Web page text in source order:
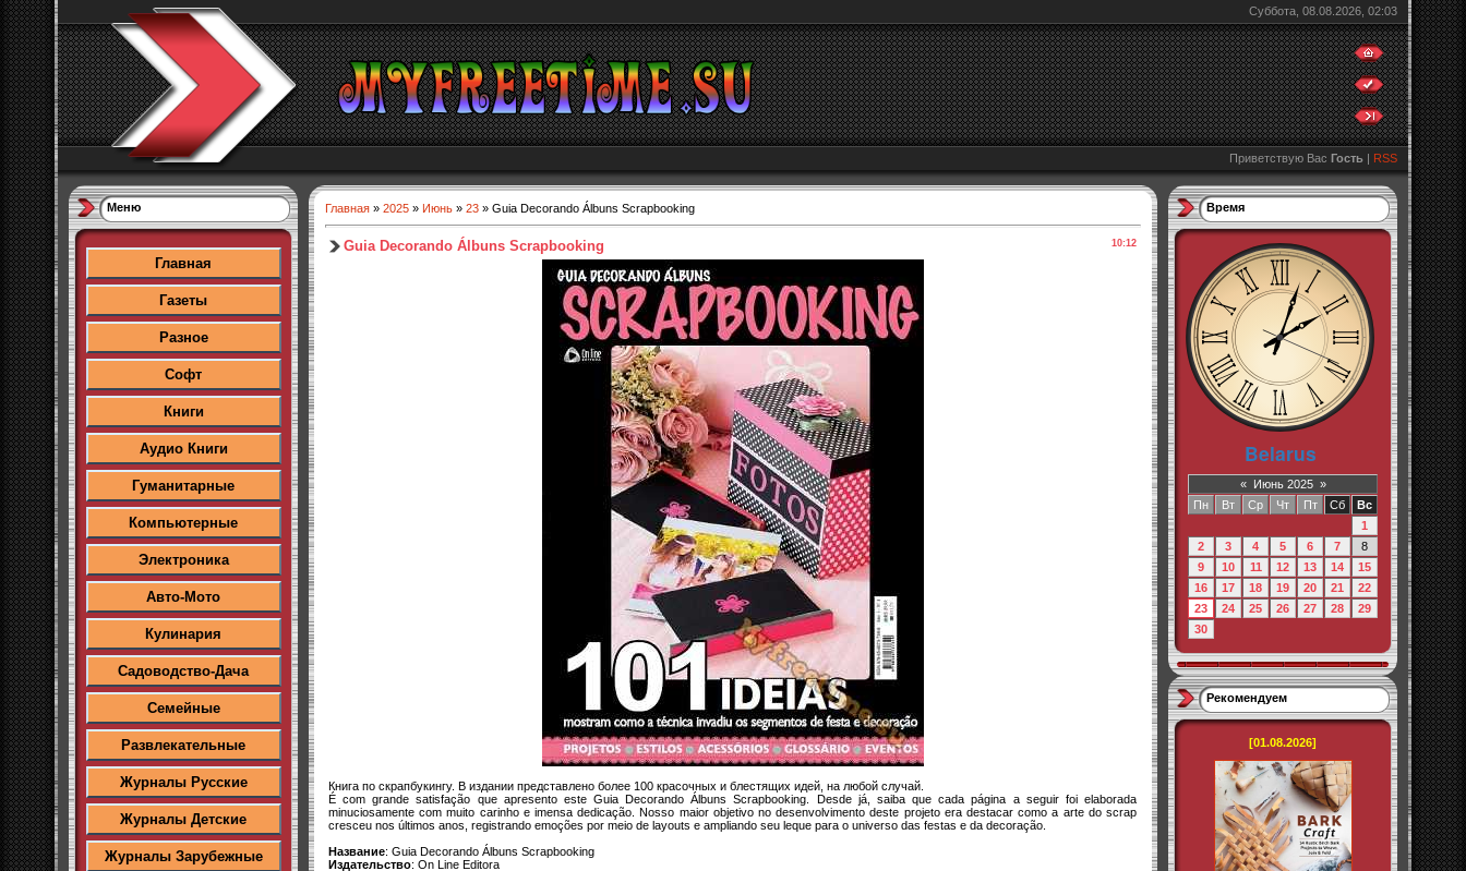
Суббота, 08.08.2026, 02:03
Приветствую Вас Гость | RSS
Меню
Главная
Газеты
Разное
Софт
Книги
Аудио Книги
Гуманитарные
Компьютерные
Электроника
Авто-Мото
Кулинария
Садоводство-Дача
Семейные
Развлекательные
Журналы Русские
Журналы Детские
Журналы Зарубежные
Главная » 2025 » Июнь » 23 » Guia Decorando Álbuns Scrapbooking
10:12
Guia Decorando Álbuns Scrapbooking
Книга по скрапбукингу. В издании представлено более 100 красочных и блестящих идей, на любой случай.
É com grande satisfação que apresento este Guia Decorando Álbuns Scrapbooking. Desde já, saiba que cada página a seguir foi elaborada
minuciosamente com muito carinho e imensa dedicação. Nosso maior objetivo no desenvolvimento deste projeto era destacar como a arte do scrap
cresceu nos últimos anos, registrando emoções por meio de layouts e ampliando seu leque para o universo das festas e da decoração.
Название: Guia Decorando Álbuns Scrapbooking
Издательство: On Line Editora
Время
« Июнь 2025 »
Пн
Вт Ср Чт Пт Сб
Вс
1
2
3 4 5 6 7
8
9
10 11 12 13 14
15
16
17 18 19 20 21
22
23
24 25 26 27 28
29
30
Рекомендуем
[01.08.2026]